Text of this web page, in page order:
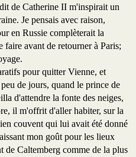
de Catherine II m'inspirait un
Je pensais avec raison,
en Russie complèterait la
faire avant de retourner à Paris;
pour quitter Vienne, et
de jours, quand le prince de
d'attendre la fonte des neiges,
il m'offrit d'aller habiter, sur la
couvent qui lui avait été donné
mon goût pour les lieux
de Caltemberg comme de la plus